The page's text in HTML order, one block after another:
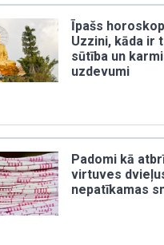
Īpašs
Uzzini, kāda ir
sūtība un
uzdevumi
Padomi kā
virtuves
nepatīkamas